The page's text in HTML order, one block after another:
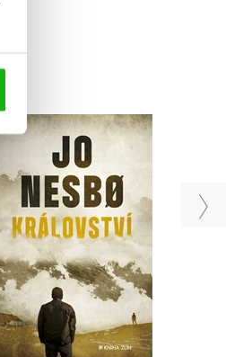
Království
Jo Nesbo
Do košíku
549 Kč
439 Kč